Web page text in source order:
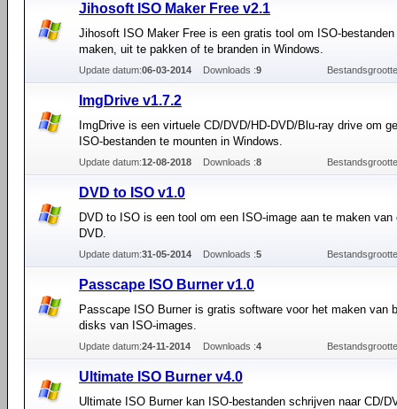
Jihosoft ISO Maker Free v2.1
Jihosoft ISO Maker Free is een gratis tool om ISO-bestanden
maken, uit te pakken of te branden in Windows.
Update datum:06-03-2014 Downloads :9
ImgDrive v1.7.2
ImgDrive is een virtuele CD/DVD/HD-DVD/Blu-ray drive om
ISO-bestanden te mounten in Windows.
Update datum:12-08-2018 Downloads :8
DVD to ISO v1.0
DVD to ISO is een tool om een ISO-image aan te maken van
DVD.
Update datum:31-05-2014 Downloads :5
Passcape ISO Burner v1.0
Passcape ISO Burner is gratis software voor het maken van
disks van ISO-images.
Update datum:24-11-2014 Downloads :4
Ultimate ISO Burner v4.0
Ultimate ISO Burner kan ISO-bestanden schrijven naar CD/